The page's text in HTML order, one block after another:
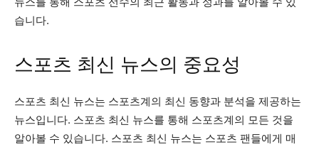
습니다.
스포츠 최신 뉴스의 중요성
스포츠 최신 뉴스는 스포츠계의 최신 동향과 분석을 제공하는
뉴스입니다. 스포츠 최신 뉴스를 통해 스포츠계의 모든 것을
알아볼 수 있습니다. 스포츠 최신 뉴스는 스포츠 팬들에게 매